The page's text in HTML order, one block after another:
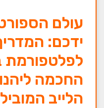
עולם
ידכם:
החכמה
הלייב